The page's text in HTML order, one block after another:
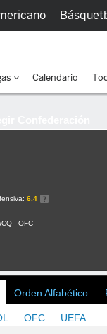
6.4
- OFC
Orden Alfabético
OFC UEFA
Calendario